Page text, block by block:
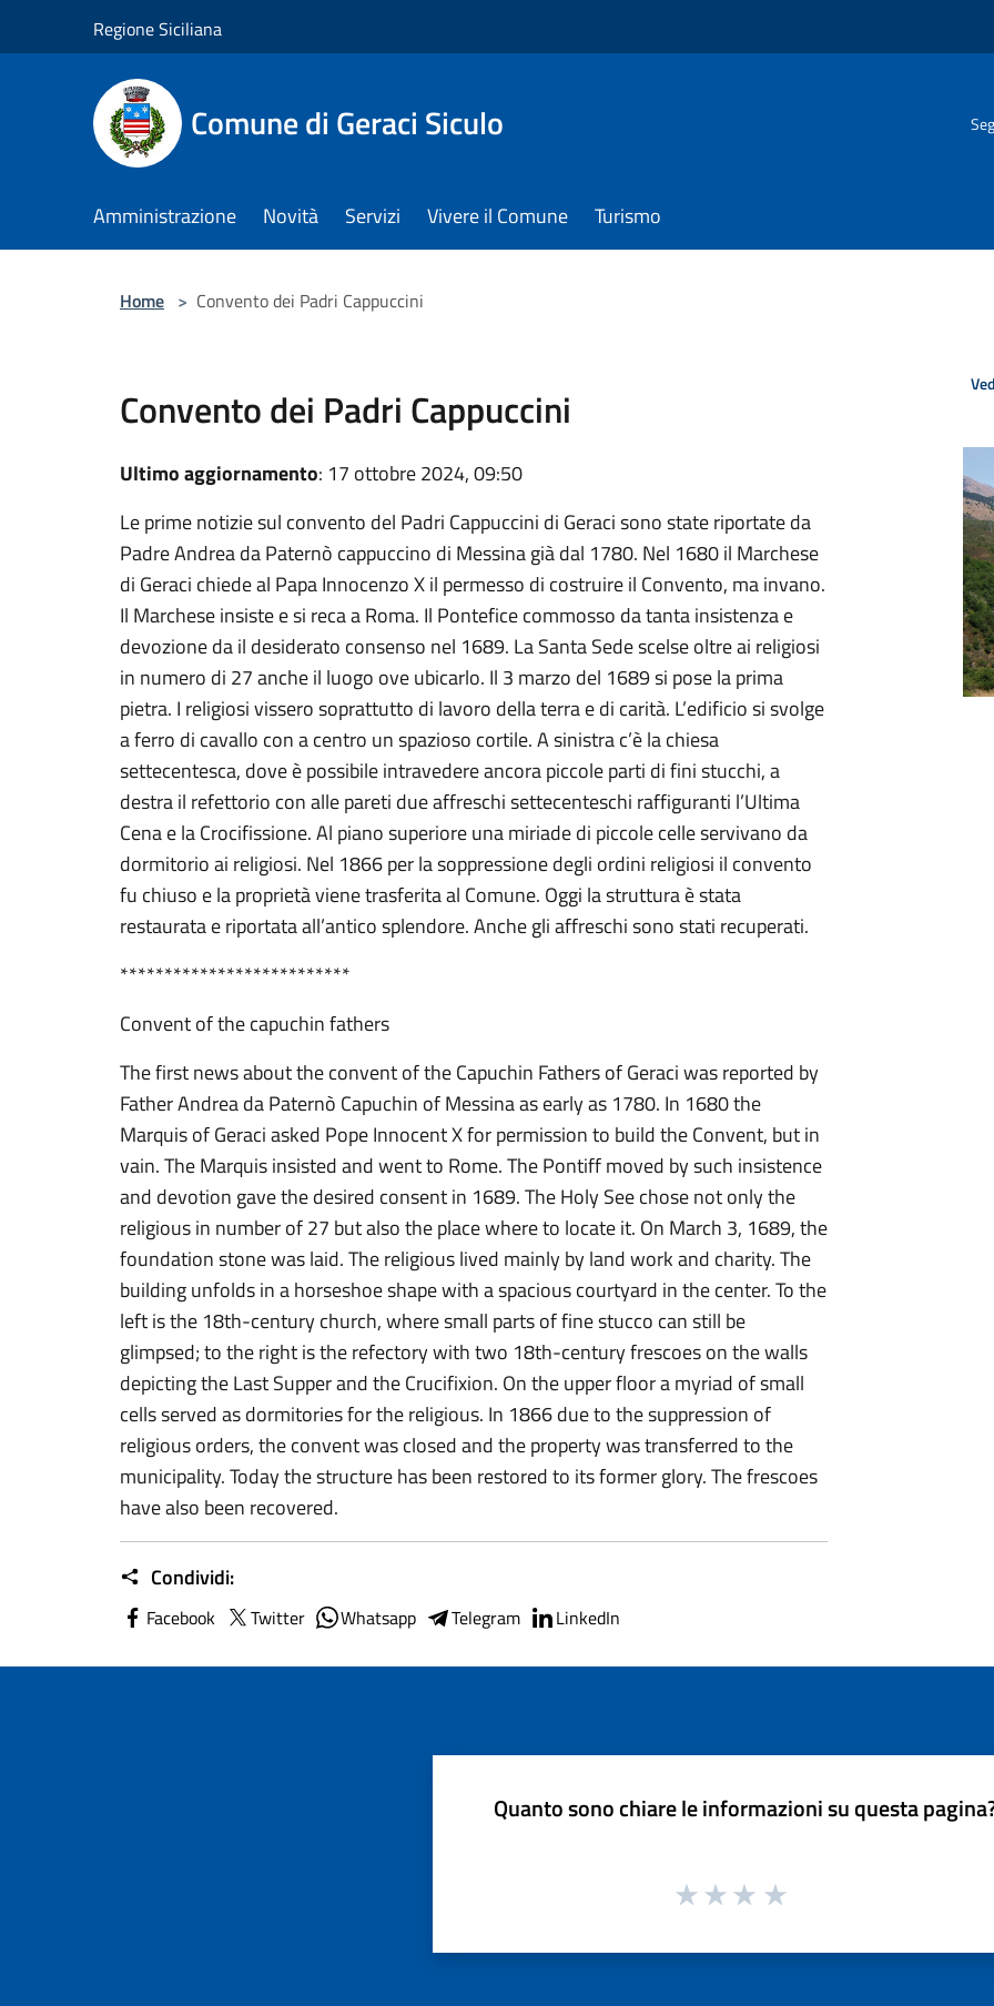
Regione Siciliana
Comune di Geraci Siculo
Amministrazione Novità Servizi Vivere il Comune Turismo
Home > Convento dei Padri Cappuccini
Convento dei Padri Cappuccini
Ultimo aggiornamento: 17 ottobre 2024, 09:50
Le prime notizie sul convento del Padri Cappuccini di Geraci sono state riportate da
Padre Andrea da Paternò cappuccino di Messina già dal 1780. Nel 1680 il Marchese
di Geraci chiede al Papa Innocenzo X il permesso di costruire il Convento, ma invano.
Il Marchese insiste e si reca a Roma. Il Pontefice commosso da tanta insistenza e
devozione da il desiderato consenso nel 1689. La Santa Sede scelse oltre ai religiosi
in numero di 27 anche il luogo ove ubicarlo. Il 3 marzo del 1689 si pose la prima
pietra. I religiosi vissero soprattutto di lavoro della terra e di carità. L’edificio si svolge
a ferro di cavallo con a centro un spazioso cortile. A sinistra c’è la chiesa
settecentesca, dove è possibile intravedere ancora piccole parti di fini stucchi, a
destra il refettorio con alle pareti due affreschi settecenteschi raffiguranti l’Ultima
Cena e la Crocifissione. Al piano superiore una miriade di piccole celle servivano da
dormitorio ai religiosi. Nel 1866 per la soppressione degli ordini religiosi il convento
fu chiuso e la proprietà viene trasferita al Comune. Oggi la struttura è stata
restaurata e riportata all’antico splendore. Anche gli affreschi sono stati recuperati.
**************************
Convent of the capuchin fathers
The first news about the convent of the Capuchin Fathers of Geraci was reported by
Father Andrea da Paternò Capuchin of Messina as early as 1780. In 1680 the
Marquis of Geraci asked Pope Innocent X for permission to build the Convent, but in
vain. The Marquis insisted and went to Rome. The Pontiff moved by such insistence
and devotion gave the desired consent in 1689. The Holy See chose not only the
religious in number of 27 but also the place where to locate it. On March 3, 1689, the
foundation stone was laid. The religious lived mainly by land work and charity. The
building unfolds in a horseshoe shape with a spacious courtyard in the center. To the
left is the 18th-century church, where small parts of fine stucco can still be
glimpsed; to the right is the refectory with two 18th-century frescoes on the walls
depicting the Last Supper and the Crucifixion. On the upper floor a myriad of small
cells served as dormitories for the religious. In 1866 due to the suppression of
religious orders, the convent was closed and the property was transferred to the
municipality. Today the structure has been restored to its former glory. The frescoes
have also been recovered.
Condividi:
Facebook Twitter Whatsapp Telegram LinkedIn
Quanto sono chiare le informazioni su questa